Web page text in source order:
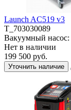
Launch AC519 v3
T_703030089
Вакуумный насос:
Нет в наличии
199 500 руб.
Уточнить наличие